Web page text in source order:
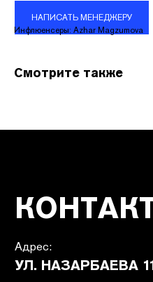
НАПИСАТЬ МЕНЕДЖЕРУ
Инфлюенсеры: Azhar Magzumova
Смотрите также
Адрес:
УЛ. НАЗАРБАЕВА 111
ПН.-ВС. С 10:00 ДО 22:00
ПОКУПАТЕЛЯМ
SHETÉL